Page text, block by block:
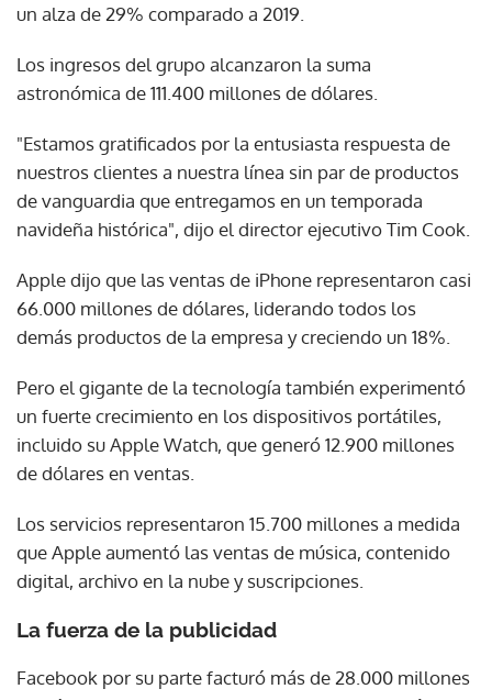
un alza de 29% comparado a 2019.
Los ingresos del grupo alcanzaron la suma
astronómica de 111.400 millones de dólares.
"Estamos gratificados por la entusiasta respuesta de
nuestros clientes a nuestra línea sin par de productos
de vanguardia que entregamos en un temporada
navideña histórica", dijo el director ejecutivo Tim Cook.
Apple dijo que las ventas de iPhone representaron casi
66.000 millones de dólares, liderando todos los
demás productos de la empresa y creciendo un 18%.
Pero el gigante de la tecnología también experimentó
un fuerte crecimiento en los dispositivos portátiles,
incluido su Apple Watch, que generó 12.900 millones
de dólares en ventas.
Los servicios representaron 15.700 millones a medida
que Apple aumentó las ventas de música, contenido
digital, archivo en la nube y suscripciones.
La fuerza de la publicidad
Facebook por su parte facturó más de 28.000 millones